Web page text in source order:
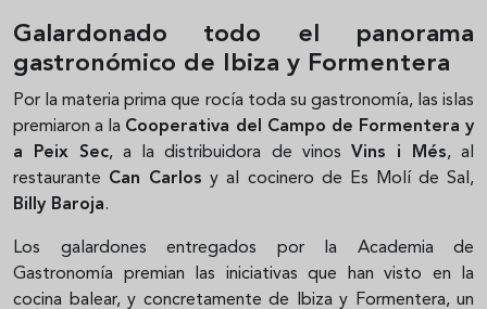
Galardonado todo el panorama
gastronómico de Ibiza y Formentera
Por la materia prima que rocía toda su gastronomía, las islas
premiaron a la Cooperativa del Campo de Formentera y
a Peix Sec, a la distribuidora de vinos Vins i Més, al
restaurante Can Carlos y al cocinero de Es Molí de Sal,
Billy Baroja.
Los galardones entregados por la Academia de
Gastronomía premian las iniciativas que han visto en la
cocina balear, y concretamente de Ibiza y Formentera, un